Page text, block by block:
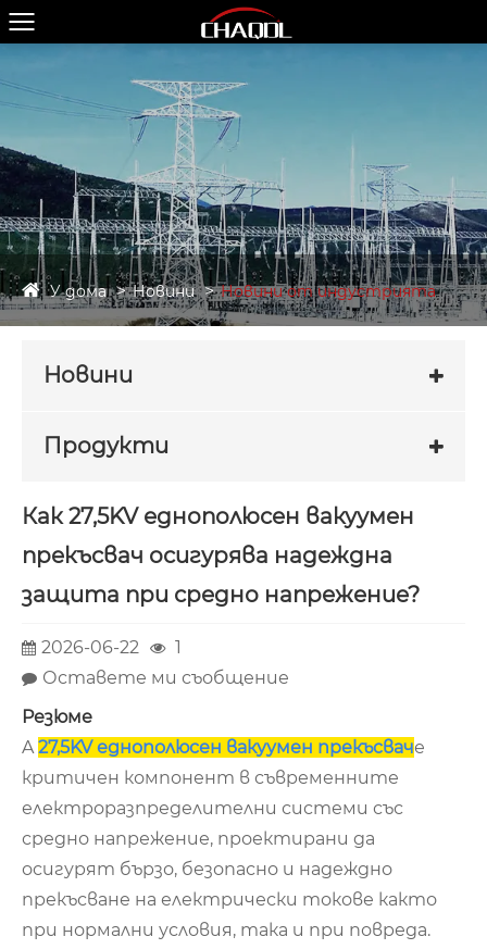
У дома Новини Новини от индустрията
Новини
Продукти
Как 27,5KV еднополюсен вакуумен
прекъсвач осигурява надеждна
защита при средно напрежение?
2026-06-22
1
Оставете ми съобщение
Резюме
A27,5KV еднополюсен вакуумен прекъсваче
критичен компонент в съвременните
електроразпределителни системи със
средно напрежение, проектирани да
осигурят бързо, безопасно и надеждно
прекъсване на електрически токове както
при нормални условия, така и при повреда.